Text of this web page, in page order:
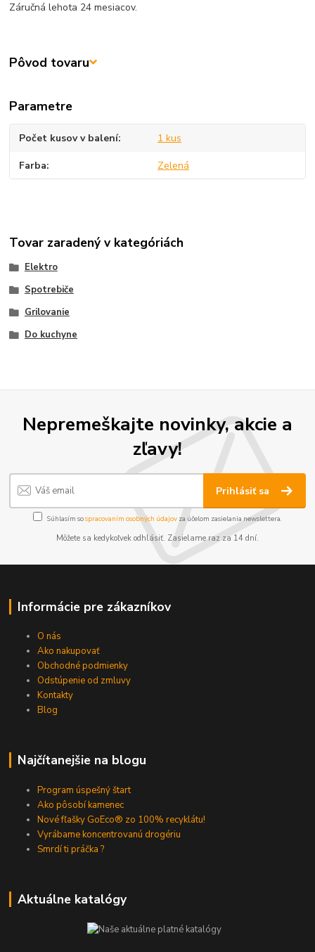
Záručná lehota 24 mesiacov.
Pôvod tovaru
Parametre
Počet kusov v balení 1 kus
Farba Zelená
Tovar zaradený v kategóriách
Elektro
Spotrebiče
Grilovanie
Do kuchyne
Nepremeškajte novinky, akcie a
zľavy!
Prihlásiť sa
Súhlasím sospracovaním osobných údajov za účelom zasielania newslettera.
Môžete sa kedykoľvek odhlásiť. Zasielame raz za 14 dní.
Informácie pre zákazníkov
O nás
Ako nakupovať
Obchodné podmienky
Odstúpenie od zmluvy
Kontakty
Blog
Najčítanejšie na blogu
Program úspešný štart
Ako pôsobí kamenec
Nové fľašky GoEco® zo 100% recyklátu!
Vyrábame koncentrovanú drogériu
Smrdí ti práčka ?
Aktuálne katalógy